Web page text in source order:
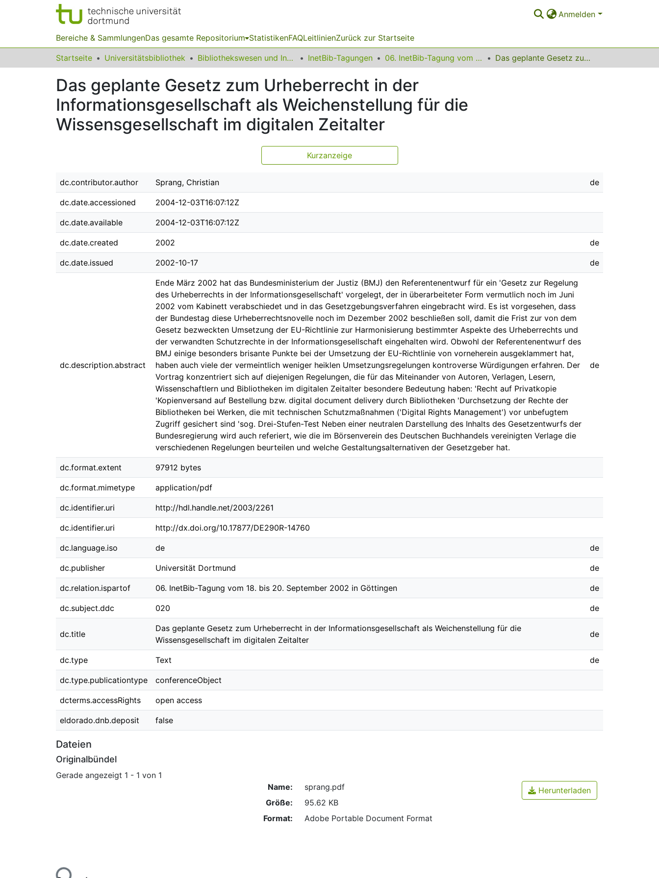
Anmelden
Bereiche & SammlungenDas gesamte Repositorium StatistikenFAQLeitlinienZurück zur Startseite
Startseite Universitätsbibliothek Bibliothekswesen und Information InetBib-Tagungen 06. InetBib-Tagung vom 18. bis 20. September 2002 in Göttingen Das geplante Gesetz zum Urheberrecht in der Informationsgesellschaft als Weichenstellung für die Wissensgesellschaft im digitalen Zeitalter
Das geplante Gesetz zum Urheberrecht in der
Informationsgesellschaft als Weichenstellung für die
Wissensgesellschaft im digitalen Zeitalter
Kurzanzeige
dc.contributor.author Sprang, Christian de
dc.date.accessioned 2004-12-03T16:07:12Z
dc.date.available 2004-12-03T16:07:12Z
dc.date.created 2002 de
dc.date.issued 2002-10-17 de
dc.description.abstract
Ende März 2002 hat das Bundesministerium der Justiz (BMJ) den Referentenentwurf für ein 'Gesetz zur Regelung
des Urheberrechts in der Informationsgesellschaft' vorgelegt, der in überarbeiteter Form vermutlich noch im Juni
2002 vom Kabinett verabschiedet und in das Gesetzgebungsverfahren eingebracht wird. Es ist vorgesehen, dass
der Bundestag diese Urheberrechtsnovelle noch im Dezember 2002 beschließen soll, damit die Frist zur von dem
Gesetz bezweckten Umsetzung der EU-Richtlinie zur Harmonisierung bestimmter Aspekte des Urheberrechts und
der verwandten Schutzrechte in der Informationsgesellschaft eingehalten wird. Obwohl der Referentenentwurf des
BMJ einige besonders brisante Punkte bei der Umsetzung der EU-Richtlinie von vorneherein ausgeklammert hat,
haben auch viele der vermeintlich weniger heiklen Umsetzungsregelungen kontroverse Würdigungen erfahren. Der
Vortrag konzentriert sich auf diejenigen Regelungen, die für das Miteinander von Autoren, Verlagen, Lesern,
Wissenschaftlern und Bibliotheken im digitalen Zeitalter besondere Bedeutung haben: 'Recht auf Privatkopie
'Kopienversand auf Bestellung bzw. digital document delivery durch Bibliotheken 'Durchsetzung der Rechte der
Bibliotheken bei Werken, die mit technischen Schutzmaßnahmen ('Digital Rights Management') vor unbefugtem
Zugriff gesichert sind 'sog. Drei-Stufen-Test Neben einer neutralen Darstellung des Inhalts des Gesetzentwurfs der
Bundesregierung wird auch referiert, wie die im Börsenverein des Deutschen Buchhandels vereinigten Verlage die
verschiedenen Regelungen beurteilen und welche Gestaltungsalternativen der Gesetzgeber hat.
de
dc.format.extent 97912 bytes
dc.format.mimetype application/pdf
dc.identifier.uri http://hdl.handle.net/2003/2261
dc.identifier.uri http://dx.doi.org/10.17877/DE290R-14760
dc.language.iso de de
dc.publisher Universität Dortmund de
dc.relation.ispartof 06. InetBib-Tagung vom 18. bis 20. September 2002 in Göttingen de
dc.subject.ddc 020 de
dc.title
Das geplante Gesetz zum Urheberrecht in der Informationsgesellschaft als Weichenstellung für die
Wissensgesellschaft im digitalen Zeitalter
de
dc.type Text de
dc.type.publicationtype conferenceObject
dcterms.accessRights open access
eldorado.dnb.deposit false
Dateien
Originalbündel
Gerade angezeigt 1 - 1 von 1
Lade...
Name:
sprang.pdf
Größe:
95.62 KB
Format:
Adobe Portable Document Format
Herunterladen